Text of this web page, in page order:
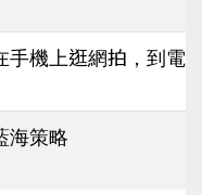
手機上逛網拍，到電
海策略